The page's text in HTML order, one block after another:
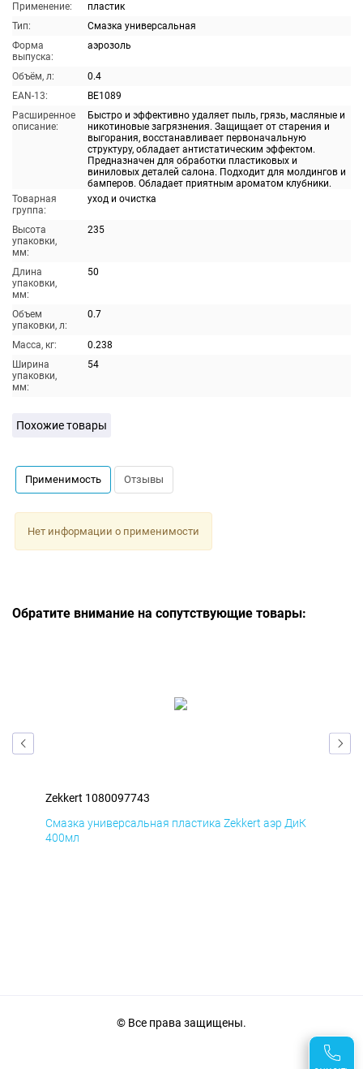
Применение:
пластик
Тип:
Смазка универсальная
Форма
выпуска:
аэрозоль
Объём, л:
0.4
EAN-13:
BE1089
Расширенное
описание:
Быстро и эффективно удаляет пыль, грязь, масляные и
никотиновые загрязнения. Защищает от старения и
выгорания, восстанавливает первоначальную
структуру, обладает антистатическим эффектом.
Предназначен для обработки пластиковых и
виниловых деталей салона. Подходит для молдингов и
бамперов. Обладает приятным ароматом клубники.
Товарная
группа:
уход и очистка
Высота
упаковки,
мм:
235
Длина
упаковки,
мм:
50
Объем
упаковки, л:
0.7
Масса, кг:
0.238
Ширина
упаковки,
мм:
54
Похожие товары
Применимость Отзывы
Нет информации о применимости
Обратите внимание на сопутствующие товары:
Zekkert 1080097743
Смазка универсальная пластика Zekkert аэр ДиК
400мл
© Все права защищены.